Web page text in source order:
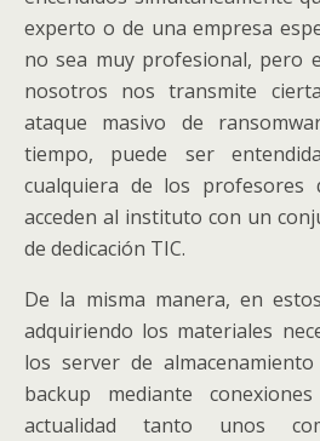
experto o de una empresa
no sea muy profesional, pero
nosotros nos transmite
ataque masivo de
tiempo, puede ser
cualquiera de los profesores
acceden al instituto con un
de dedicación TIC.
De la misma manera, en
adquiriendo los materiales
los server de
backup mediante
actualidad tanto unos